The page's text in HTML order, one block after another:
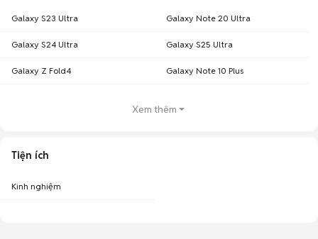
Galaxy S23 Ultra Galaxy Note 20 Ultra
Galaxy S24 Ultra Galaxy S25 Ultra
Galaxy Z Fold4 Galaxy Note 10 Plus
Xem thêm
Tiện ích
Kinh nghiệm